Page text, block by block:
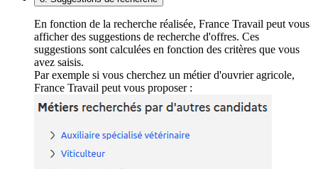
En fonction de la recherche réalisée, France Travail peut vous
afficher des suggestions de recherche d'offres. Ces
suggestions sont calculées en fonction des critères que vous
avez saisis.
Par exemple si vous cherchez un métier d'ouvrier agricole,
France Travail peut vous proposer :